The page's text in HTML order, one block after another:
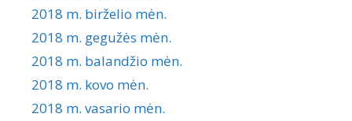
2018 m. birželio mėn.
2018 m. gegužės mėn.
2018 m. balandžio mėn.
2018 m. kovo mėn.
2018 m. vasario mėn.